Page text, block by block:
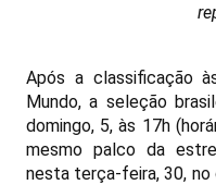
Após a classificação
Mundo, a seleção
domingo, 5, às 17h
mesmo palco da
nesta terça-feira, 30,